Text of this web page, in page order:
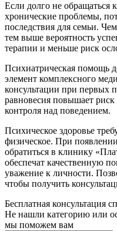
Если долго не обращаться
хронические проблемы,
последствия для семьи.
тем выше вероятность
терапии и меньше риск
Психиатрическая помощь
элемент комплексного
консультации при первых
равновесия повышает
контроля над поведением.
Психическое здоровье
физическое. При
обратиться в клинику
обеспечат качественную
уважение к личности.
чтобы получить
Бесплатная консультация
Не нашли категорию или
мы поможем вам